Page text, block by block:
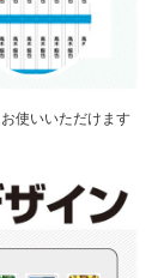
使いいただけます